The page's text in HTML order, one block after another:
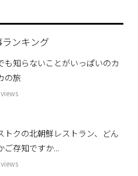
ンキング
も知らないことがいっぱいのカ
の旅
トクの北朝鮮レストラン、どん
ご存知ですか...